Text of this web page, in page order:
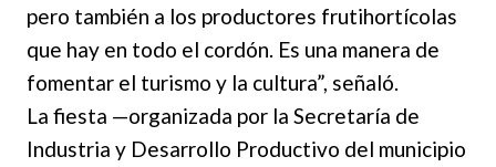
pero también a los productores frutihortícolas
que hay en todo el cordón. Es una manera de
fomentar el turismo y la cultura”, señaló.
La fiesta —organizada por la Secretaría de
Industria y Desarrollo Productivo del municipio